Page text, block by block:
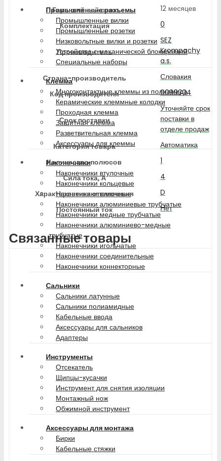
Промышленные разъемы
Промышленные вилки
Промышленные розетки
Низковольтные вилки и розетки
Устройства с механической блокировкой
Специальные наборы
Клемма
Многоконтактные клеммы из полиамида
Керамические клеммные колодки
Проходная клемма
Защитная клемма
Разветвительная клемма
Аксессуары для клеммы
Наконечники
Наконечники втулочные
Наконечники кольцевые
Наконечники вилочные
Наконечники алюминиевые трубчатые
Наконечники медные трубчатые
Наконечники алюминиево-медные
трубчатые
Наконечники игольчатые
Наконечники соединительные
Наконечники коннекторные
Сальники
Сальники латунные
Сальники полиамидные
Кабельные ввода
Аксессуары для сальников
Адаптеры
Инструменты
Отсекатель
Щипцы-кусачки
Инструмент для снятия изоляции
Монтажный нож
Обжимной инструмент
Аксессуары для монтажа
Бирки
Кабельные стяжки
Гарантийный срок
12 месяцев
Комплектация
0
Производитель
SEZ
Krompachy
a.s.
Страна-производитель
Словакия
Код производителя
0099304
Срок поставки
Уточняйте срок
поставки в
отделе продаж
Категория товара
Автоматика
Количество полюсов
1
Сила тока, А
4
Характеристика отключения
D
Постоянный ток
Нет
Связанные товары